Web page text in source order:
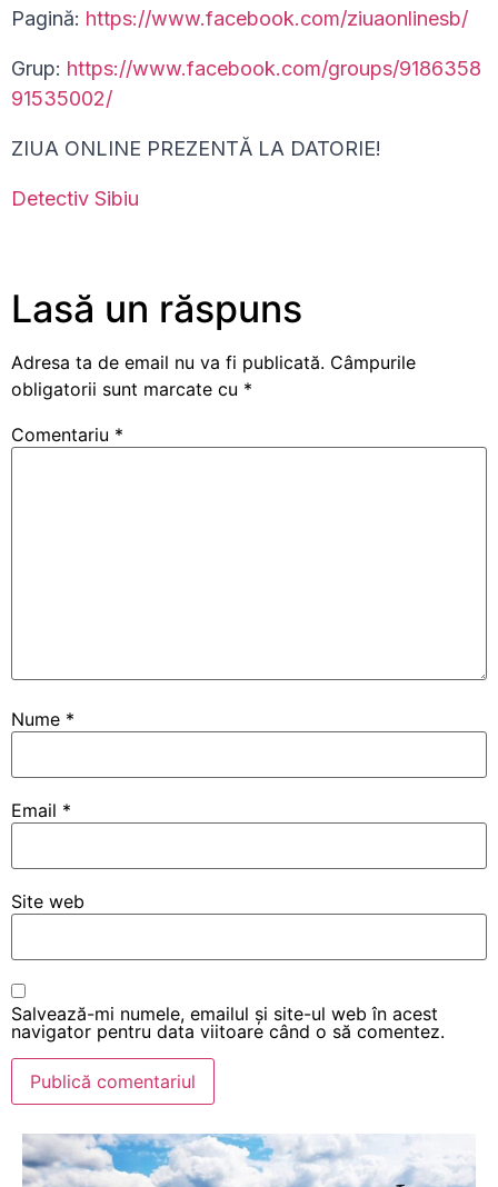
Pagină: https://www.facebook.com/ziuaonlinesb/
Grup: https://www.facebook.com/groups/9186358
91535002/
ZIUA ONLINE PREZENTĂ LA DATORIE!
Detectiv Sibiu
Lasă un răspuns
Adresa ta de email nu va fi publicată. Câmpurile
obligatorii sunt marcate cu *
Comentariu *
Nume *
Email *
Site web
Salvează-mi numele, emailul și site-ul web în acest
navigator pentru data viitoare când o să comentez.